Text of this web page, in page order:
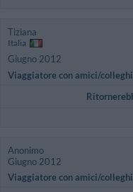
Tiziana
Italia
Giugno 2012
Viaggiatore con amici/colleghi
Anonimo
Giugno 2012
Viaggiatore con amici/colleghi